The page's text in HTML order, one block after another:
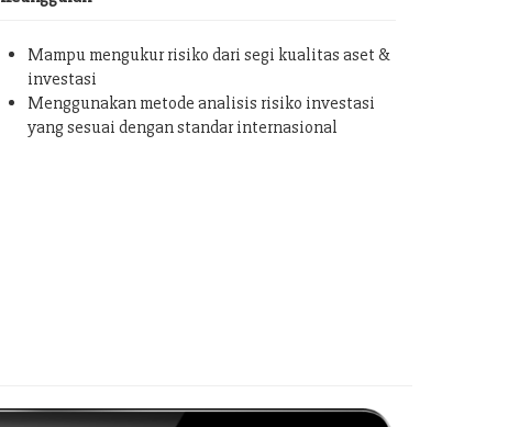
Mampu mengukur risiko dari segi kualitas aset &
investasi
Menggunakan metode analisis risiko investasi
yang sesuai dengan standar internasional